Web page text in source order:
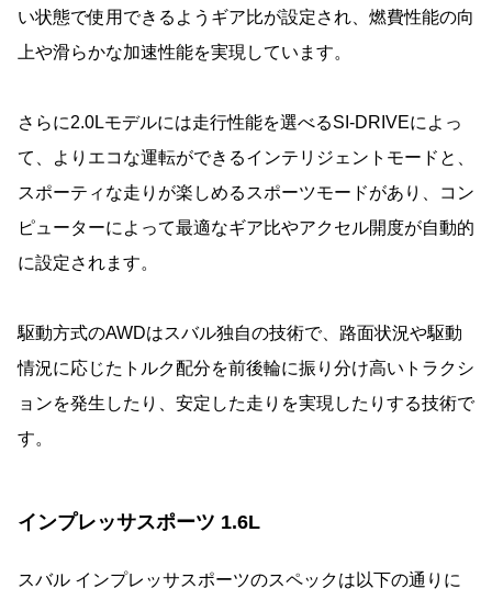
い状態で使用できるようギア比が設定され、燃費性能の向
上や滑らかな加速性能を実現しています。
さらに2.0Lモデルには走行性能を選べるSI-DRIVEによっ
て、よりエコな運転ができるインテリジェントモードと、
スポーティな走りが楽しめるスポーツモードがあり、コン
ピューターによって最適なギア比やアクセル開度が自動的
に設定されます。
駆動方式のAWDはスバル独自の技術で、路面状況や駆動
情況に応じたトルク配分を前後輪に振り分け高いトラクシ
ョンを発生したり、安定した走りを実現したりする技術で
す。
インプレッサスポーツ 1.6L
スバル インプレッサスポーツのスペックは以下の通りに